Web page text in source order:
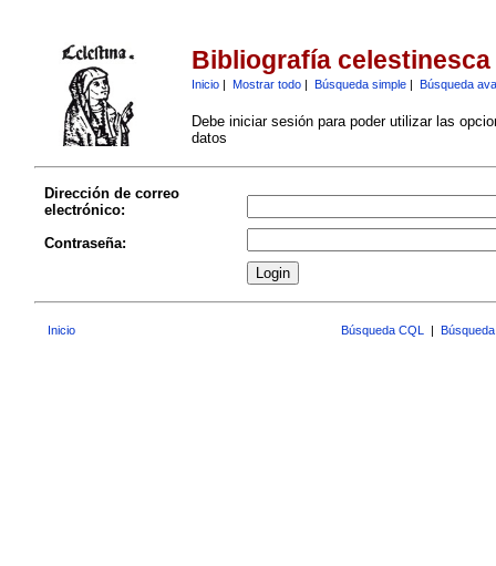
Bibliografía celestinesca
Inicio| Mostrar todo| Búsqueda simple| Búsqueda
Debe iniciar sesión para poder utilizar las
datos
Dirección de correo
electrónico:
Contraseña:
Inicio Búsqueda CQL |